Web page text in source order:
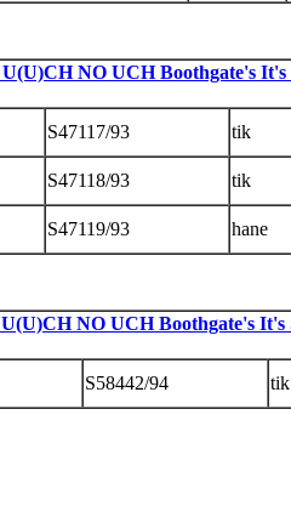
U(U)CH NO UCH Boothgate's It's
S47117/93 tik
S47118/93 tik
S47119/93 hane
NO UCH Boothgate's It's
S58442/94 tik